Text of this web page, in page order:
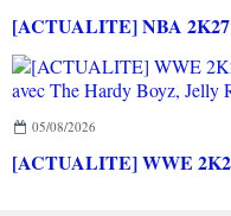
05/08/2026